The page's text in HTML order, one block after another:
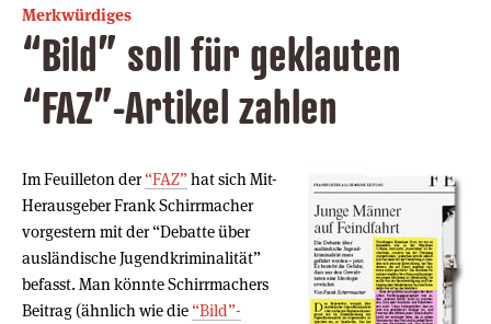
Merkwürdiges
“Bild” soll für geklauten
“FAZ”-Artikel zahlen
Im Feuilleton der“FAZ”hat sich Mit-
Herausgeber Frank Schirrmacher
vorgestern mit der “Debatte über
ausländische Jugendkriminalität”
befasst. Man könnte Schirrmachers
Beitrag (ähnlich wie die “Bild”-